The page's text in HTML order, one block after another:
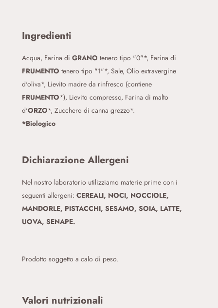
Ingredienti
Acqua, Farina di GRANO tenero tipo "0"*, Farina di
FRUMENTO tenero tipo "1"*, Sale, Olio extravergine
d'oliva*, Lievito madre da rinfresco (contiene
FRUMENTO*), Lievito compresso, Farina di malto
d'ORZO*, Zucchero di canna grezzo*.
*Biologico
Dichiarazione Allergeni
Nel nostro laboratorio utilizziamo materie prime con i
seguenti allergeni: CEREALI, NOCI, NOCCIOLE,
MANDORLE, PISTACCHI, SESAMO, SOIA, LATTE,
UOVA, SENAPE.
Prodotto soggetto a calo di peso.
Valori nutrizionali